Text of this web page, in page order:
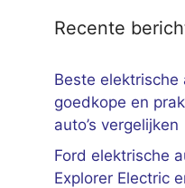
Recente
Beste
goedkope en
auto’s vergelijken
Ford elektrische
Explorer Electric